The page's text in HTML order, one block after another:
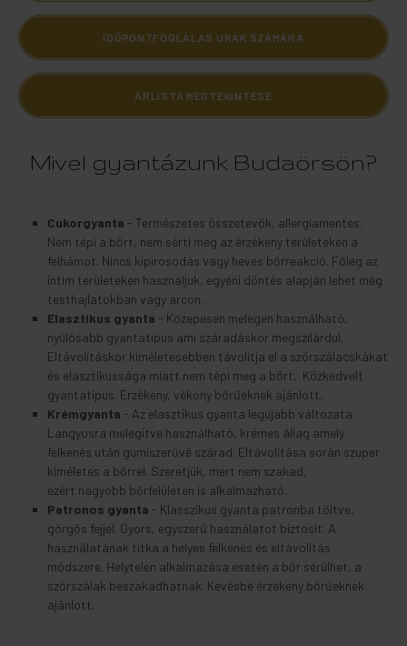
IDŐPONTFOGLALÁS URAK SZÁMÁRA
ÁRLISTA MEGTEKINTÉSE
Mivel gyantázunk Budaörsön?
Cukorgyanta - Természetes összetevők, allergiamentes.
Nem tépi a bőrt, nem sérti meg az érzékeny területeken a
felhámot. Nincs kipirosodás vagy heves bőrreakció. Főleg az
intim területeken használjuk, egyéni döntés alapján lehet még
testhajlatokban vagy arcon.
Elasztikus gyanta - Közepesen melegen használható,
nyúlósabb gyantatipus ami száradáskor megszilárdul.
Eltávolításkor kíméletesebben távolítja el a szőrszálacskákat
és elasztikussága miatt nem tépi meg a bőrt, Közkedvelt
gyantatípus. Érzékeny, vékony bőrűeknek ajánlott.
Krémgyanta - Az elasztikus gyanta legújabb változata.
Langyosra melegítve használható, krémes állag amely
felkenés után gumiszerűvé szárad. Eltávolítása során szuper
kíméletes a bőrrel. Szeretjük, mert nem szakad,
ezért nagyobb bőrfelületen is alkalmazható.
Patronos gyanta - Klasszikus gyanta patronba töltve,
görgős fejjel. Gyors, egyszerű használatot biztosít. A
használatának titka a helyes felkenés és eltávolítás
módszere. Helytelen alkalmazása esetén a bőr sérülhet, a
szőrszálak beszakadhatnak. Kevésbé érzékeny bőrűeknek
ajánlott.